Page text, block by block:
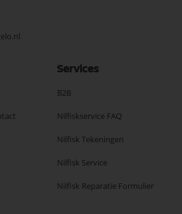
Services
B2B
Nilfiskservice FAQ
Nilfisk Tekeningen
Nilfisk Service
Nilfisk Reparatie Formulier